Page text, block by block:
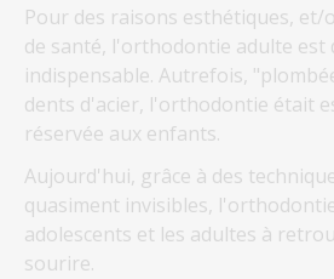
Pour des raisons esthétiques,
de santé, l'orthodontie adulte est
indispensable. Autrefois,
dents d'acier, l'orthodontie était
réservée aux enfants.
Aujourd'hui, grâce à des
quasiment invisibles,
adolescents et les adultes à
sourire.